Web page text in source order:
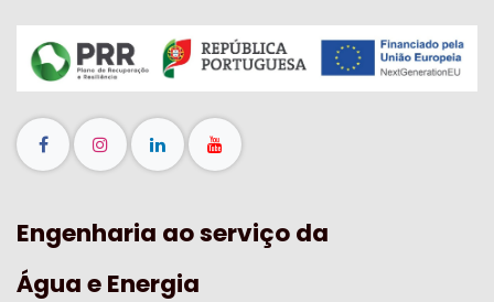
Engenharia ao serviço da
Água e Energia